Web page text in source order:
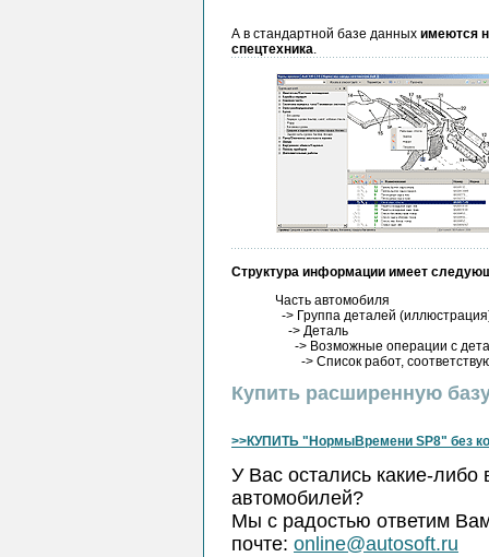
А в стандартной базе данных имеются
спецтехника.
Структура информации имеет
Часть автомобиля
-> Группа деталей
-> Деталь
-> Возможные операции с
-> Список работ,
Купить расширенную
>>КУПИТЬ "НормыВремени SP8" без
У Вас остались какие-
автомобилей?
Мы с радостью ответим
почте: online@autosoft.ru